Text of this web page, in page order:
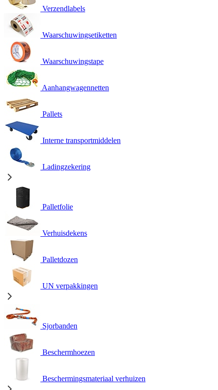
Verzendlabels
Waarschuwingsetiketten
Waarschuwingstape
Aanhangwagennetten
Pallets
Interne transportmiddelen
Ladingzekering
Palletfolie
Verhuisdekens
Palletdozen
UN verpakkingen
Sjorbanden
Beschermhoezen
Beschermingsmateriaal verhuizen